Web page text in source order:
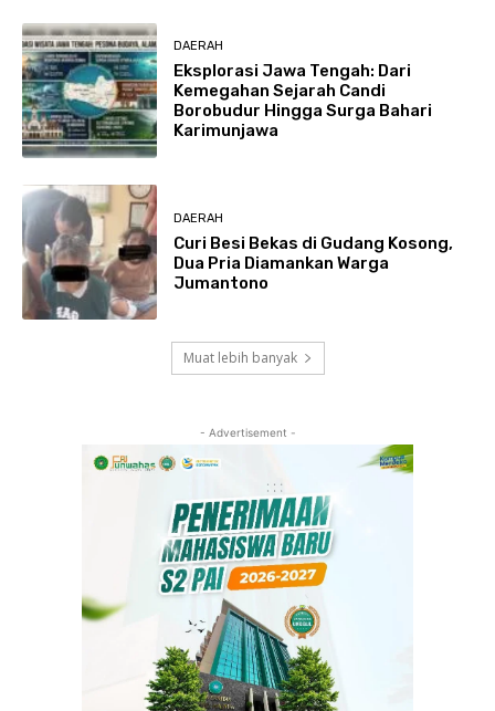
DAERAH
Eksplorasi Jawa Tengah: Dari
Kemegahan Sejarah Candi
Borobudur Hingga Surga Bahari
Karimunjawa
DAERAH
Curi Besi Bekas di Gudang Kosong,
Dua Pria Diamankan Warga
Jumantono
Muat lebih banyak
- Advertisement -